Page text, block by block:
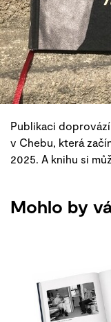
Publikaci
v Chebu, která
2025. A knihu si
Mohlo by